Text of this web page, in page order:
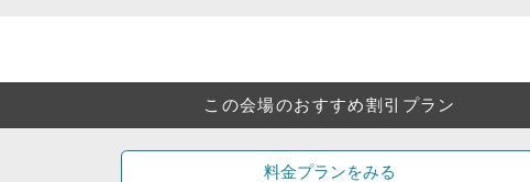
この会場のおすすめ割引プラン
料金プランをみる